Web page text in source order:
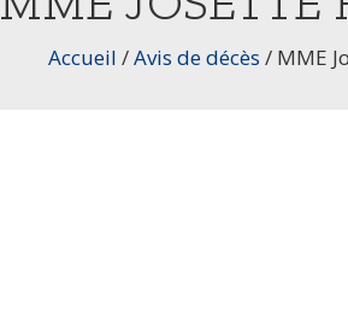
Accueil /Avis de décès / MME